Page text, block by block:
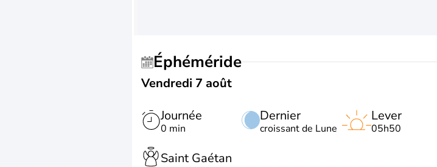
Éphéméride
Vendredi 7 août
Journée
0 min
Dernier
croissant de Lune
Lever
05h50
Saint Gaétan